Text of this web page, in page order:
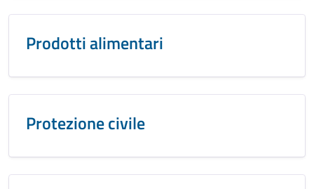
Prodotti alimentari
Protezione civile